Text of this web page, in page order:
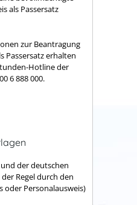
als Passersatz
zur Beantragung
Passersatz erhalten
Hotline der
6 888 000.
der deutschen
Regel durch den
oder Personalausweis)